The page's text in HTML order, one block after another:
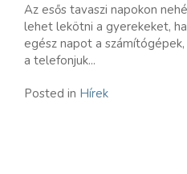
Az esős tavaszi napokon
lehet lekötni a gyerekeket,
egész napot a
a telefonjuk...
Posted in Hírek